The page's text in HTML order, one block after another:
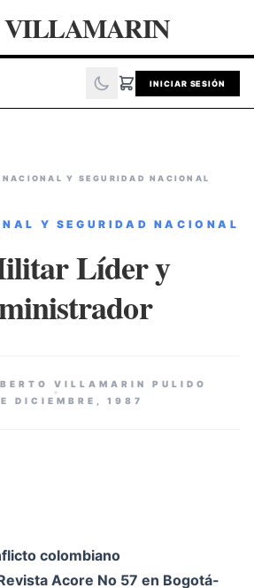
VILLAMARIN
INICIAR SESIÓN
NACIONAL Y SEGURIDAD NACIONAL
Y SEGURIDAD NACIONAL
Líder y
VILLAMARIN PULIDO
DICIEMBRE, 1987
colombiano
Acore No 57 en Bogotá-